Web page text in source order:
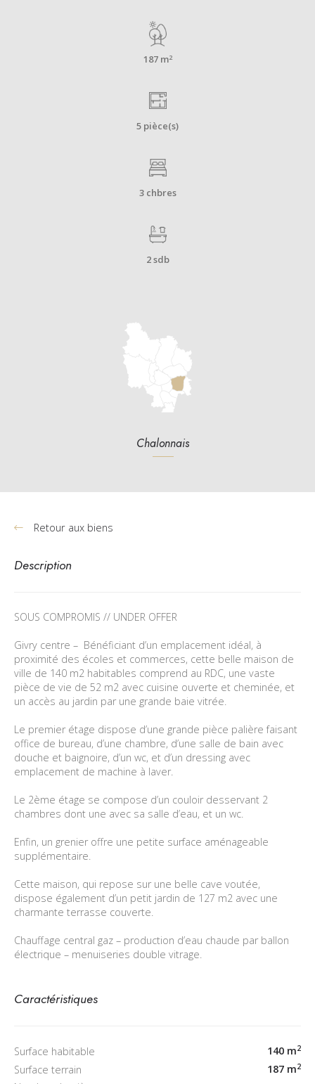
187 m2
5 pièce(s)
3 chbres
2 sdb
Chalonnais
Retour aux biens
Description
SOUS COMPROMIS // UNDER OFFER
Givry centre – Bénéficiant d’un emplacement idéal, à
proximité des écoles et commerces, cette belle maison de
ville de 140 m2 habitables comprend au RDC, une vaste
pièce de vie de 52 m2 avec cuisine ouverte et cheminée, et
un accès au jardin par une grande baie vitrée.
Le premier étage dispose d’une grande pièce palière faisant
office de bureau, d’une chambre, d’une salle de bain avec
douche et baignoire, d’un wc, et d’un dressing avec
emplacement de machine à laver.
Le 2ème étage se compose d’un couloir desservant 2
chambres dont une avec sa salle d’eau, et un wc.
Enfin, un grenier offre une petite surface aménageable
supplémentaire.
Cette maison, qui repose sur une belle cave voutée,
dispose également d’un petit jardin de 127 m2 avec une
charmante terrasse couverte.
Chauffage central gaz – production d’eau chaude par ballon
électrique – menuiseries double vitrage.
Caractéristiques
Surface habitable 140 m2
Surface terrain 187 m2